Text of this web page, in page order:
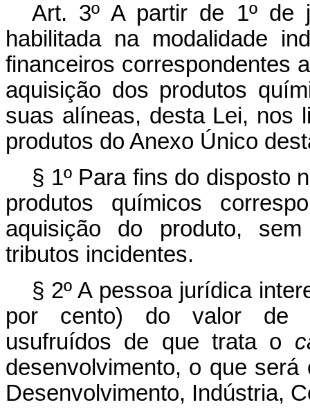
Art. 3º A partir de 1º de
habilitada na modalidade
financeiros correspondentes
aquisição dos produtos
suas alíneas, desta Lei, nos
produtos do Anexo Único
§ 1º Para fins do disposto
produtos químicos
aquisição do produto,
tributos incidentes.
§ 2º A pessoa jurídica
por cento) do valor de
usufruídos de que trata o
desenvolvimento, o que
Desenvolvimento, Indústria,